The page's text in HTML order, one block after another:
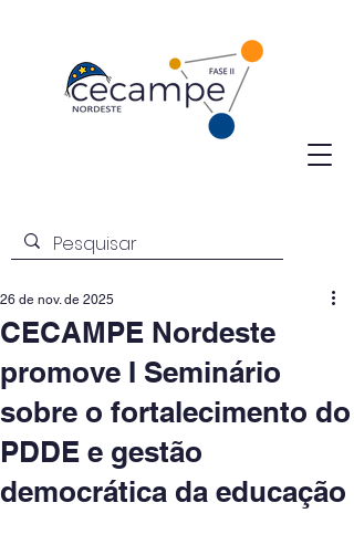
CECAMPE Nordeste
promove I Seminário
sobre o fortalecimento do
PDDE e gestão
democrática da educação
26 de nov. de 2025